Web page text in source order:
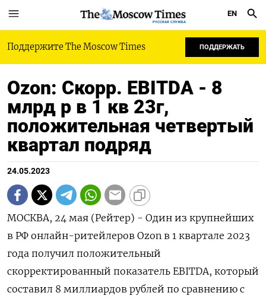
РУССКАЯ СЛУЖБА
EN
Поддержите The Moscow Times ПОДДЕРЖАТЬ
Ozon: Cкорр. EBITDA - 8
млрд р в 1 кв 23г,
положительная четвертый
квартал подряд
24.05.2023
МОСКВА, 24 мая (Рейтер) - Один из крупнейших
в РФ онлайн-ритейлеров Ozon в 1 квартале 2023
года получил положительный
скорректированный показатель EBITDA, который
составил 8 миллиардов рублей по сравнению с